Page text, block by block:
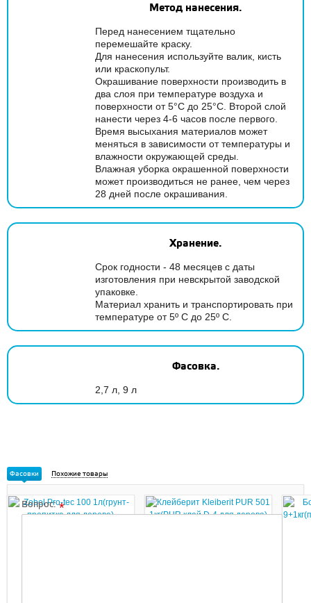
Метод нанесения.
Перед нанесением тщательно
перемешайте краску.
Для нанесения используйте валик, кисть
или краскопульт.
Окрашивание поверхности производить в
два слоя при температуре воздуха и
поверхности от 5°С до 25°С. Второй слой
нанести через 4-6 часов после первого.
Время высыхания материалов может
меняться в зависимости от температуры и
влажности окружающей среды.
Влажная уборка окрашенной поверхности
может производиться не ранее, чем через
28 дней после окрашивания.
Хранение.
Срок годности - 48 месяцев с даты
изготовления при невскрытой заводской
упаковке.
Материал хранить и транспортировать при
температуре от 5º С до 25º С.
Фасовка.
2,7 л, 9 л
Фасовки Похожие товары
Вопрос: *